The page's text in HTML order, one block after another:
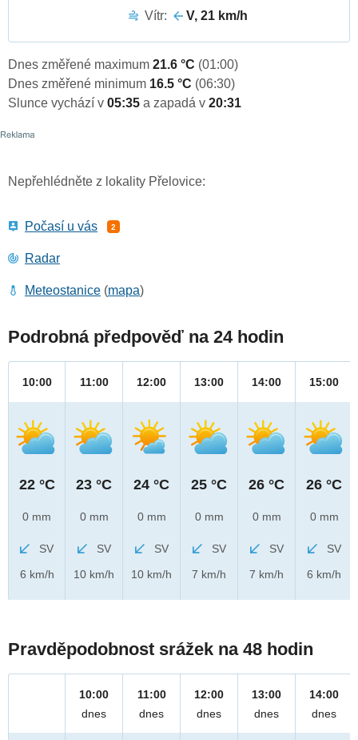
Vítr:
V, 21 km/h
Dnes změřené maximum 21.6 °C (01:00)
Dnes změřené minimum 16.5 °C (06:30)
Slunce vychází v 05:35 a zapadá v 20:31
Nepřehlédněte z lokality Přelovice:
Počasí u vás 2
Radar
Meteostanice (mapa)
Podrobná předpověď na 24 hodin
10:00
22 °C
0 mm
SV
6 km/h
11:00
23 °C
0 mm
SV
10 km/h
12:00
24 °C
0 mm
SV
10 km/h
13:00
25 °C
0 mm
SV
7 km/h
14:00
26 °C
0 mm
SV
7 km/h
15:00
26 °C
0 mm
SV
6 km/h
Pravděpodobnost srážek na 48 hodin
10:00
dnes
11:00
dnes
12:00
dnes
13:00
dnes
14:00
dnes